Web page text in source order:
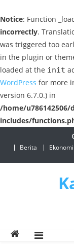
Notice: Function
incorrectly.
was triggered too
in the plugin or
loaded at the init
WordPress for more
version 6.7.0.) in
/home/
includes/
Berita
Ekonomi